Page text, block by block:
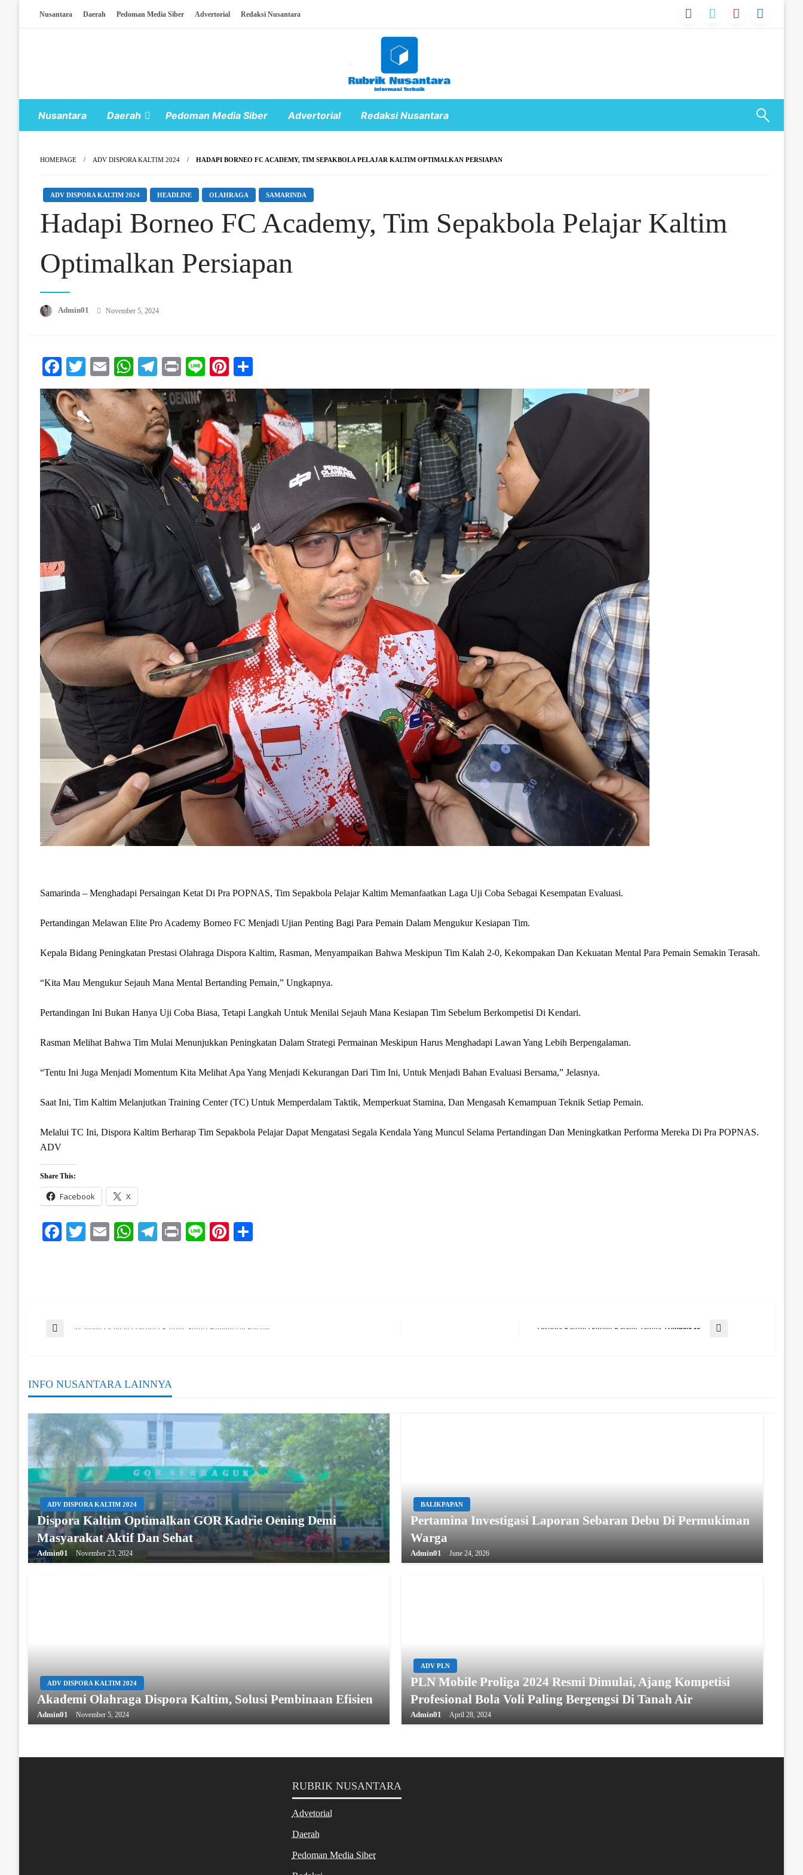
Nusantara Daerah Pedoman Media Siber Advertorial Redaksi Nusantara
Nusantara Daerah Pedoman Media Siber Advertorial Redaksi Nusantara
HOMEPAGE ADV DISPORA KALTIM 2024 HADAPI BORNEO FC ACADEMY, TIM SEPAKBOLA PELAJAR KALTIM OPTIMALKAN PERSIAPAN
ADV DISPORA KALTIM 2024 HEADLINE OLAHRAGA SAMARINDA
Hadapi Borneo FC Academy, Tim Sepakbola Pelajar Kaltim
Optimalkan Persiapan
Admin01 November 5, 2024
Facebook
TwitterEmailWhatsApp
Telegram
PrintLinePinterest
Samarinda – Menghadapi Persaingan Ketat Di Pra POPNAS, Tim Sepakbola Pelajar Kaltim Memanfaatkan Laga Uji Coba Sebagai Kesempatan Evaluasi.
Pertandingan Melawan Elite Pro Academy Borneo FC Menjadi Ujian Penting Bagi Para Pemain Dalam Mengukur Kesiapan Tim.
Kepala Bidang Peningkatan Prestasi Olahraga Dispora Kaltim, Rasman, Menyampaikan Bahwa Meskipun Tim Kalah 2-0, Kekompakan Dan Kekuatan Mental Para Pemain Semakin Terasah.
“Kita Mau Mengukur Sejauh Mana Mental Bertanding Pemain,” Ungkapnya.
Pertandingan Ini Bukan Hanya Uji Coba Biasa, Tetapi Langkah Untuk Menilai Sejauh Mana Kesiapan Tim Sebelum Berkompetisi Di Kendari.
Rasman Melihat Bahwa Tim Mulai Menunjukkan Peningkatan Dalam Strategi Permainan Meskipun Harus Menghadapi Lawan Yang Lebih Berpengalaman.
“Tentu Ini Juga Menjadi Momentum Kita Melihat Apa Yang Menjadi Kekurangan Dari Tim Ini, Untuk Menjadi Bahan Evaluasi Bersama,” Jelasnya.
Saat Ini, Tim Kaltim Melanjutkan Training Center (TC) Untuk Memperdalam Taktik, Memperkuat Stamina, Dan Mengasah Kemampuan Teknik Setiap Pemain.
Melalui TC Ini, Dispora Kaltim Berharap Tim Sepakbola Pelajar Dapat Mengatasi Segala Kendala Yang Muncul Selama Pertandingan Dan Meningkatkan Performa Mereka Di Pra POPNAS.
ADV
Share This:
Facebook X
Facebook
TwitterEmailWhatsApp
Telegram
PrintLinePinterest
PostAkademi Olahraga Dispora Kaltim, Solusi Pembinaan Efisien Next Post Dispora Kaltim Dorong Karang Taruna Tingkatkan Literasi IT
INFO NUSANTARA LAINNYA
ADV DISPORA KALTIM 2024
Dispora Kaltim Optimalkan GOR Kadrie Oening Demi
Masyarakat Aktif Dan Sehat
Admin01 November 23, 2024
BALIKPAPAN
Pertamina Investigasi Laporan Sebaran Debu Di Permukiman
Warga
Admin01 June 24, 2026
ADV DISPORA KALTIM 2024
Akademi Olahraga Dispora Kaltim, Solusi Pembinaan Efisien
Admin01 November 5, 2024
ADV PLN
PLN Mobile Proliga 2024 Resmi Dimulai, Ajang Kompetisi
Profesional Bola Voli Paling Bergengsi Di Tanah Air
Admin01 April 28, 2024
RUBRIK NUSANTARA
Advetorial
Daerah
Pedoman Media Siber